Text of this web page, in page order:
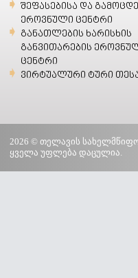
შეფასებისა და
ეროვნული ცენტრი
განათლების ხარისხის
განვითარების
ცენტრი
ვირტუალური ტური
2026 © თელავის
ყველა უფლება დაცულია.